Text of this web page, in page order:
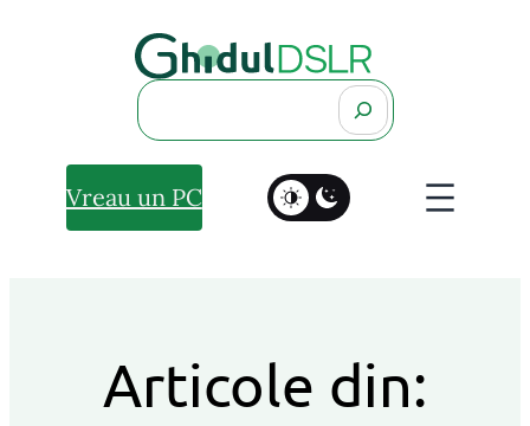
Search
Vreau un PC
Articole din: